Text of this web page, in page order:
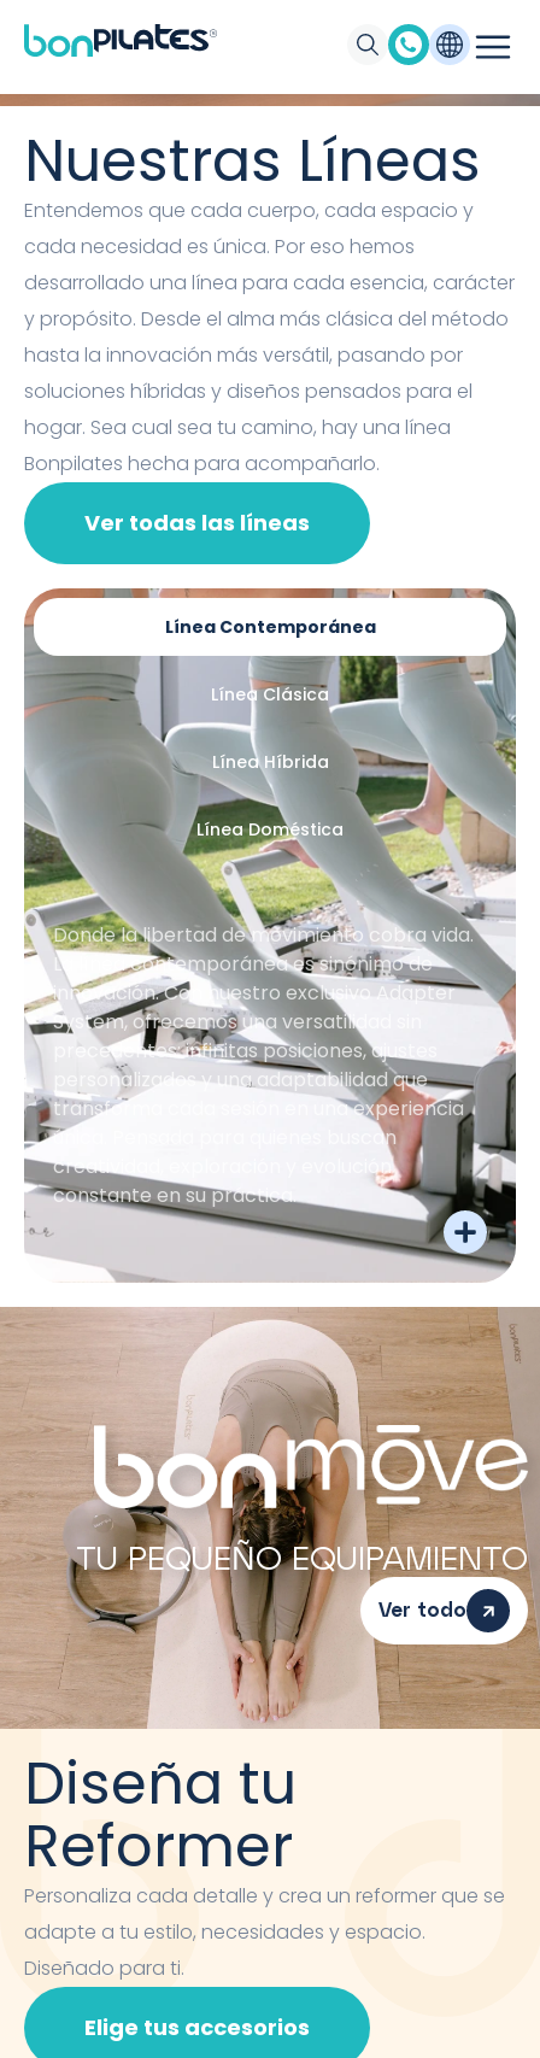
Máquinas de Pilates, Pilates suelo y
accesorios Bonpilates
Nuestras Líneas
Entendemos que cada cuerpo, cada espacio y
cada necesidad es única. Por eso hemos
desarrollado una línea para cada esencia, carácter
y propósito. Desde el alma más clásica del método
hasta la innovación más versátil, pasando por
soluciones híbridas y diseños pensados para el
hogar. Sea cual sea tu camino, hay una línea
Bonpilates hecha para acompañarlo.
Ver todas las líneas
Línea Contemporánea
Línea Clásica
Línea Híbrida
Línea Doméstica
Donde la libertad de movimiento cobra vida.
La línea contemporánea es sinónimo de
innovación. Con nuestro exclusivo Adapter
System, ofrecemos una versatilidad sin
precedentes: infinitas posiciones, ajustes
personalizados y una adaptabilidad que
transforma cada sesión en una experiencia
única. Pensada para quienes buscan
creatividad, exploración y evolución
constante en su práctica.
TU PEQUEÑO EQUIPAMIENTO
Ver todo
Diseña tu
Reformer
Personaliza cada detalle y crea un reformer que se
adapte a tu estilo, necesidades y espacio.
Diseñado para ti.
Elige tus accesorios